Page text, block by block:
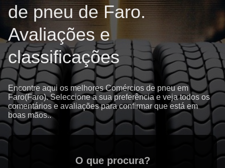
de pneu de Faro.
Avaliações e
classificações
Encontre aqui os melhores Comércios de pneu em
Faro(Faro). Seleccione a sua preferência e veja todos os
comentários e avaliações para confirmar que está em
boas mãos..
O que procura?